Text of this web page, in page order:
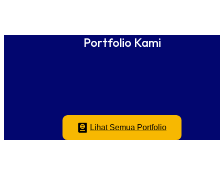
Portfolio Kami
TETESAN RASA COFFEE SHOP
Lihat Semua Portfolio